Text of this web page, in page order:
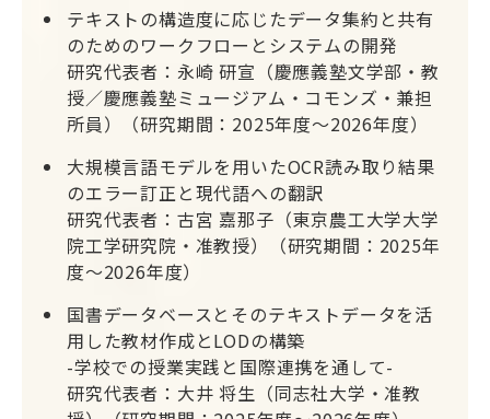
テキストの構造度に応じたデータ集約と共有
のためのワークフローとシステムの開発
研究代表者：永崎 研宣（慶應義塾文学部・教
授／慶應義塾ミュージアム・コモンズ・兼担
所員）（研究期間：2025年度～2026年度）
大規模言語モデルを用いたOCR読み取り結果
のエラー訂正と現代語への翻訳
研究代表者：古宮 嘉那子（東京農工大学大学
院工学研究院・准教授）（研究期間：2025年
度～2026年度）
国書データベースとそのテキストデータを活
用した教材作成とLODの構築
-学校での授業実践と国際連携を通して-
研究代表者：大井 将生（同志社大学・准教